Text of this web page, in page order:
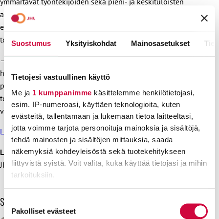
Suostumus Yksityiskohdat Mainosasetukset
Tietojesi vastuullinen käyttö
Me ja 1 kumppanimme käsittelemme henkilötietojasi,
esim. IP-numeroasi, käyttäen teknologioita, kuten
evästeitä, tallentamaan ja lukemaan tietoa laitteeltasi,
jotta voimme tarjota personoituja mainoksia ja sisältöjä,
tehdä mainosten ja sisältöjen mittauksia, saada
näkemyksiä kohdeyleisöstä sekä tuotekehitykseen
liittyvistä syistä. Voit valita, kuka käyttää tietojasi ja mihin
tarkoituksiin.
voit määrittää asetuksesi
. Voit muuttaa
Suostumuksen
valinta
Pakolliset evästeet
arkea. Ekström kannustaakin JHL:n jäseniä lähtemään
ehdolle, jotta leikkauspolitiikalle on ensi keväänä tarjolla
todellisia vaihtoehtoja.
– Äänestäjät päättävät ensi keväänä, johtavatko kuntia ja
hyvinvointialueita leikkauspoliitikot, vai ollaanko
palveluihin ja ihmisten hyvinvointiin valmiita satsaamaan
tosissaan. Minulla on jäsenillemme nyt pyyntö: asetu
vaaleissa ehdolle, ja pelasta alueesi palvelujen tulevaisuus.
Lue lisää JHL:n vaalitavoitteista
Lisätiedot:
JHL:n puheenjohtaja Håkan Ekström, 040 828 2865
Sinua voisi kiinnostaa myös